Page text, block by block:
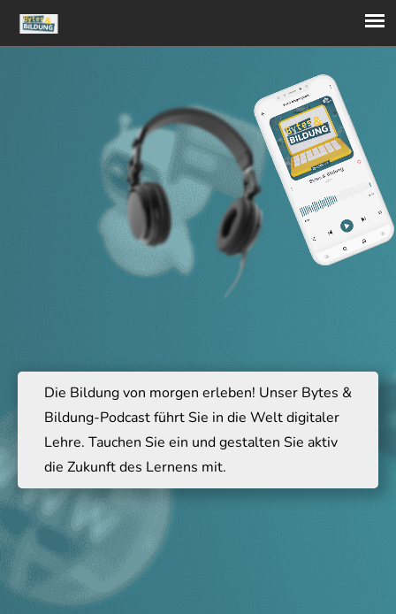
Die Bildung von morgen erleben! Unser Bytes &
Bildung-Podcast führt Sie in die Welt digitaler
Lehre. Tauchen Sie ein und gestalten Sie aktiv
die Zukunft des Lernens mit.